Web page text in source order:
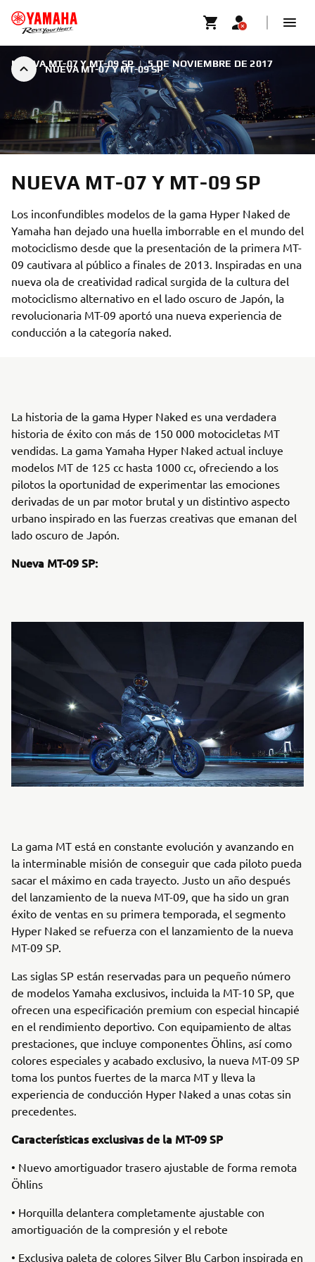
NUEVA MT-07 Y MT-09 SP
NUEVA MT-07 Y MT-09 SP | 5 DE NOVIEMBRE DE 2017
NUEVA MT-07 Y MT-09 SP
Los inconfundibles modelos de la gama Hyper Naked de
Yamaha han dejado una huella imborrable en el mundo del
motociclismo desde que la presentación de la primera MT-
09 cautivara al público a finales de 2013. Inspiradas en una
nueva ola de creatividad radical surgida de la cultura del
motociclismo alternativo en el lado oscuro de Japón, la
revolucionaria MT-09 aportó una nueva experiencia de
conducción a la categoría naked.
La historia de la gama Hyper Naked es una verdadera
historia de éxito con más de 150 000 motocicletas MT
vendidas. La gama Yamaha Hyper Naked actual incluye
modelos MT de 125 cc hasta 1000 cc, ofreciendo a los
pilotos la oportunidad de experimentar las emociones
derivadas de un par motor brutal y un distintivo aspecto
urbano inspirado en las fuerzas creativas que emanan del
lado oscuro de Japón.
Nueva MT-09 SP:
La gama MT está en constante evolución y avanzando en
la interminable misión de conseguir que cada piloto pueda
sacar el máximo en cada trayecto. Justo un año después
del lanzamiento de la nueva MT-09, que ha sido un gran
éxito de ventas en su primera temporada, el segmento
Hyper Naked se refuerza con el lanzamiento de la nueva
MT-09 SP.
Las siglas SP están reservadas para un pequeño número
de modelos Yamaha exclusivos, incluida la MT-10 SP, que
ofrecen una especificación premium con especial hincapié
en el rendimiento deportivo. Con equipamiento de altas
prestaciones, que incluye componentes Öhlins, así como
colores especiales y acabado exclusivo, la nueva MT-09 SP
toma los puntos fuertes de la marca MT y lleva la
experiencia de conducción Hyper Naked a unas cotas sin
precedentes.
Características exclusivas de la MT-09 SP
• Nuevo amortiguador trasero ajustable de forma remota
Öhlins
• Horquilla delantera completamente ajustable con
amortiguación de la compresión y el rebote
• Exclusiva paleta de colores Silver Blu Carbon inspirada en